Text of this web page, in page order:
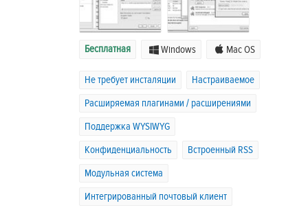
Бесплатная Windows Mac OS
Не требует инсталяции
Настраиваемое
Расширяемая плагинами / расширениями
Поддержка WYSIWYG
Конфиденциальность
Встроенный RSS
Модульная система
Интегрированный почтовый клиент